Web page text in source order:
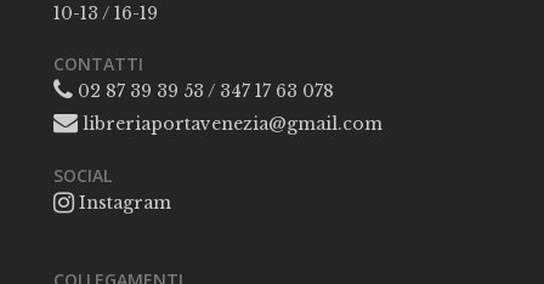
10-13 / 16-19
CONTATTI
02 87 39 39 53 / 347 17 63 078
libreriaportavenezia@gmail.com
SOCIAL
Instagram
COLLEGAMENTI